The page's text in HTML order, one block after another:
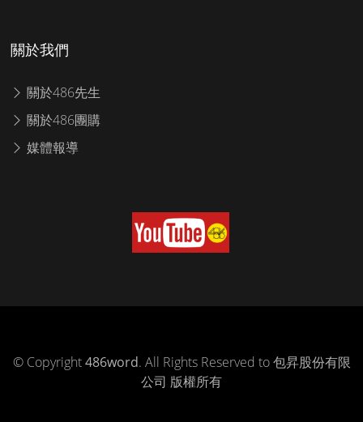
關於我們
關於486先生
關於486團購
媒體報導
© Copyright486word. All Rights Reserved to 包昇股份有限
公司 版權所有